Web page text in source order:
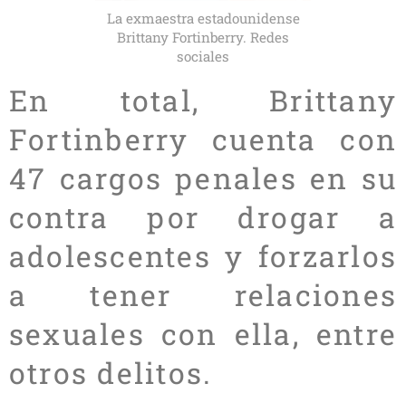
La exmaestra estadounidense
Brittany Fortinberry. Redes
sociales
En total, Brittany
Fortinberry cuenta con
47 cargos penales en su
contra por drogar a
adolescentes y forzarlos
a tener relaciones
sexuales con ella, entre
otros delitos.